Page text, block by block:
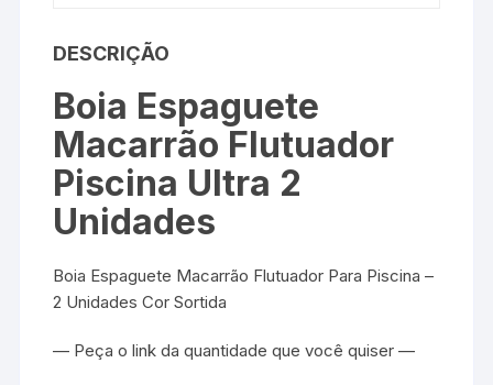
DESCRIÇÃO
Boia Espaguete
Macarrão Flutuador
Piscina Ultra 2
Unidades
Boia Espaguete Macarrão Flutuador Para Piscina –
2 Unidades Cor Sortida
— Peça o link da quantidade que você quiser —